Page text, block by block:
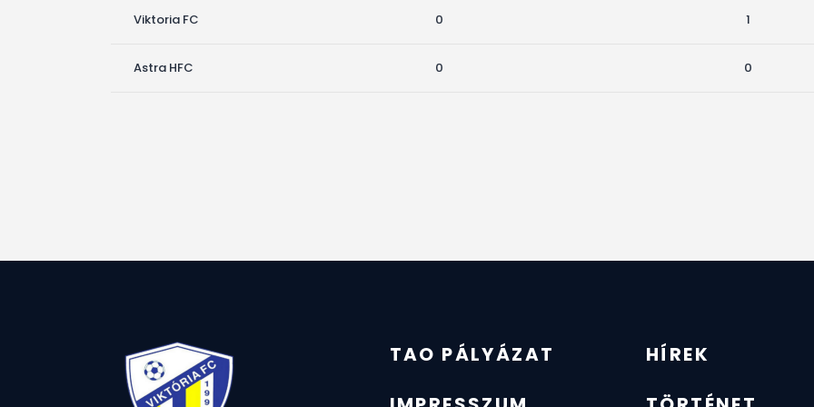
Viktoria FC 0 1
Astra HFC 0 0
TAO PÁLYÁZAT
HÍREK